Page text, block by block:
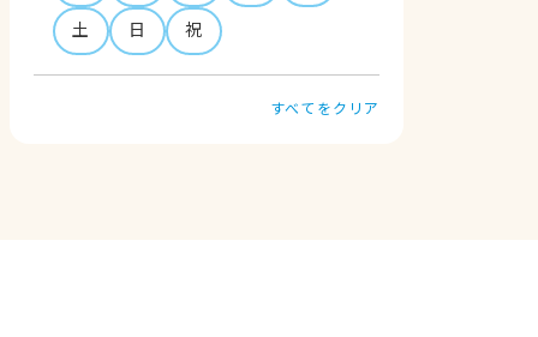
土
日 祝
すべてをクリア